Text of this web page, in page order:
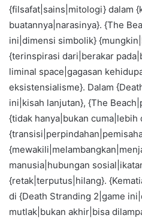
{filsafat|sains|mitologi} dalam
buatannya|narasinya}. {The
ini|dimensi simbolik}
{terinspirasi dari|berakar
liminal space|gagasan
eksistensialisme}. Dalam
ini|kisah lanjutan}, {The
{tidak hanya|bukan cuma|lebih
manusia|hubungan
{retak|terputus|hilang}.
di {Death Stranding 2|game
mutlak|bukan akhir|bisa